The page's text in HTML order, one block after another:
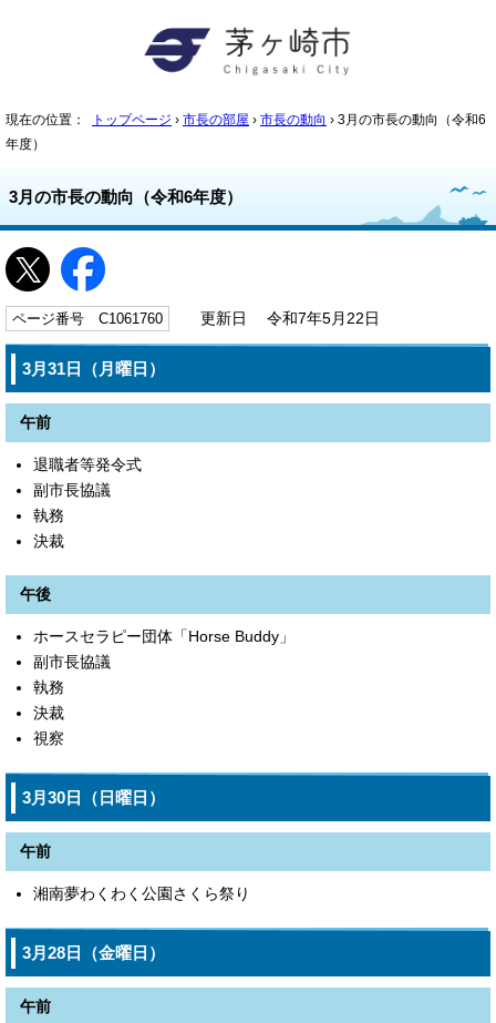
現在の位置： トップページ › 市長の部屋 › 市長の動向 › 3月の市長の動向（令和6
年度）
3月の市長の動向（令和6年度）
ページ番号 C1061760 更新日 令和7年5月22日
3月31日（月曜日）
午前
退職者等発令式
副市長協議
執務
決裁
午後
ホースセラピー団体「Horse Buddy」
副市長協議
執務
決裁
視察
3月30日（日曜日）
午前
湘南夢わくわく公園さくら祭り
3月28日（金曜日）
午前